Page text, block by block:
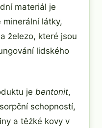
materiál je
látky,
železo, které jsou
lidského
je bentonit,
schopností,
a těžké kovy v